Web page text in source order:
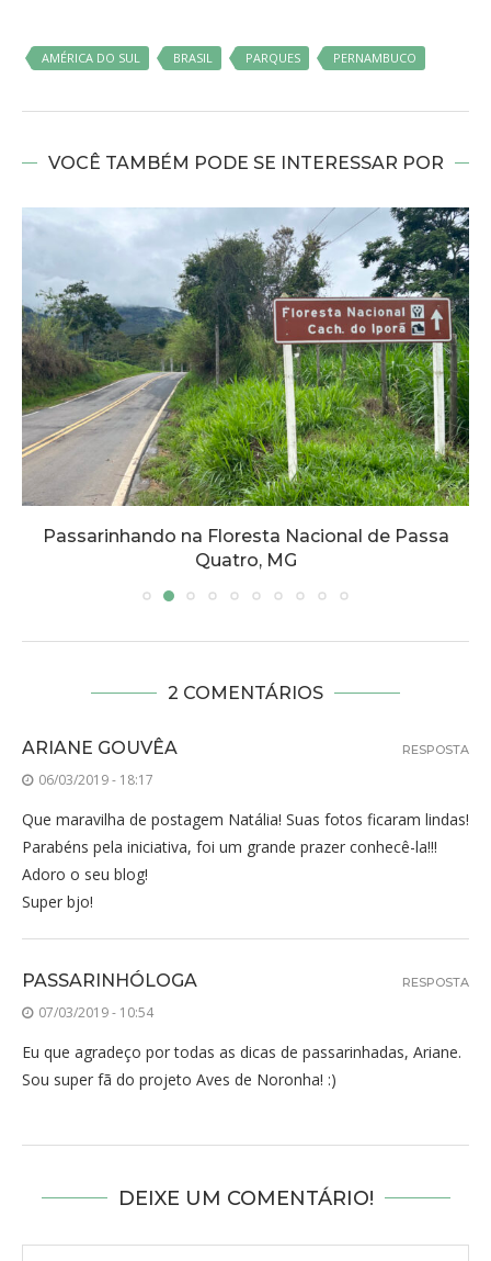
AMÉRICA DO SUL BRASIL PARQUES PERNAMBUCO
VOCÊ TAMBÉM PODE SE INTERESSAR POR
Passarinhando na Floresta Nacional de Passa
Quatro, MG
2 COMENTÁRIOS
ARIANE GOUVÊA
06/03/2019 - 18:17
Que maravilha de postagem Natália! Suas fotos ficaram lindas!
Parabéns pela iniciativa, foi um grande prazer conhecê-la!!!
Adoro o seu blog!
Super bjo!
RESPOSTA
PASSARINHÓLOGA
07/03/2019 - 10:54
Eu que agradeço por todas as dicas de passarinhadas, Ariane.
Sou super fã do projeto Aves de Noronha! :)
RESPOSTA
DEIXE UM COMENTÁRIO!